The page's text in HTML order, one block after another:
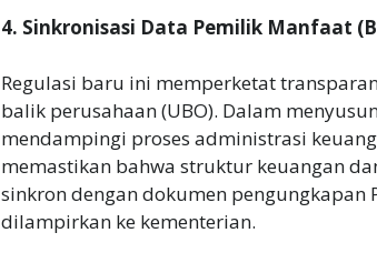
4. Sinkronisasi Data Pemilik Manfaat
Regulasi baru ini memperketat
balik perusahaan (UBO). Dalam
mendampingi proses administrasi
memastikan bahwa struktur keuangan
sinkron dengan dokumen pengungkapan
dilampirkan ke kementerian.